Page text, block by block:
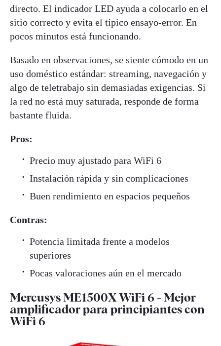
directo. El indicador LED ayuda a colocarlo en el
sitio correcto y evita el típico ensayo-error. En
pocos minutos está funcionando.
Basado en observaciones, se siente cómodo en un
uso doméstico estándar: streaming, navegación y
algo de teletrabajo sin demasiadas exigencias. Si
la red no está muy saturada, responde de forma
bastante fluida.
Pros:
Precio muy ajustado para WiFi 6
Instalación rápida y sin complicaciones
Buen rendimiento en espacios pequeños
Contras:
Potencia limitada frente a modelos
superiores
Pocas valoraciones aún en el mercado
Mercusys ME1500X WiFi 6 - Mejor
amplificador para principiantes con
WiFi 6